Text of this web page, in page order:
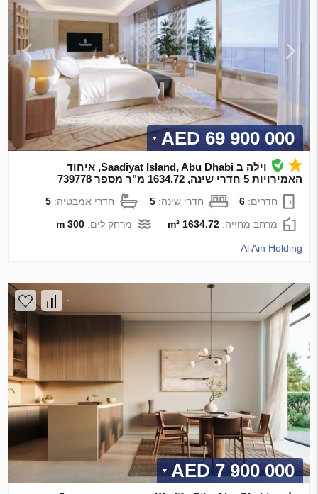
69 900 000 AED
וילה ב Saadiyat Island, Abu Dhabi, איחוד
האמירויות 5 חדרי שינה, 1634.72 מ"ר מספר 739778
חדרים:6 חדרי שינה:5 חדרי אמבטיה:5
מרחב מחייה:1634.72 m² מרחק לים:300 m
Al Ain Holding
7 900 000 AED